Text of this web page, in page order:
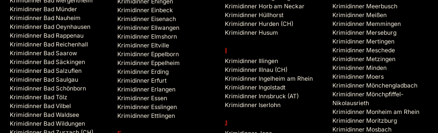
Krimidinner Bad Münder
Krimidinner Bad Nauheim
Krimidinner Bad Oeynhausen
Krimidinner Bad Rappenau
Krimidinner Bad Reichenhall
Krimidinner Bad Saarow
Krimidinner Bad Säckingen
Krimidinner Bad Salzuflen
Krimidinner Bad Saulgau
Krimidinner Bad Schönborn
Krimidinner Bad Tölz
Krimidinner Bad Vilbel
Krimidinner Bad Waldsee
Krimidinner Bad Wildungen
Krimidinner Einbeck
Krimidinner Eisenach
Krimidinner Ellwangen
Krimidinner Elmshorn
Krimidinner Eltville
Krimidinner Eppelborn
Krimidinner Eppelheim
Krimidinner Erding
Krimidinner Erfurt
Krimidinner Erlangen
Krimidinner Essen
Krimidinner Esslingen
Krimidinner Ettlingen
Krimidinner Horb am Neckar
Krimidinner Hüllhorst
Krimidinner Hurden (CH)
Krimidinner Husum
Krimidinner Illingen
Krimidinner Illnau (CH)
Krimidinner Ingelheim am Rhein
Krimidinner Ingolstadt
Krimidinner Innsbruck (AT)
Krimidinner Iserlohn
J
Krimidinner Meerbusch
Krimidinner Meißen
Krimidinner Memmingen
Krimidinner Merseburg
Krimidinner Mertingen
Krimidinner Meschede
Krimidinner Metzingen
Krimidinner Minden
Krimidinner Moers
Krimidinner Mönchengladbach
Krimidinner Mönchpfiffel-
Nikolausrieth
Krimidinner Monheim am Rhein
Krimidinner Moritzburg
Krimidinner Mosbach